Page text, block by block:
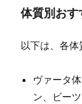
体質別お
以下は、各体
ヴァータ
ン、ビー